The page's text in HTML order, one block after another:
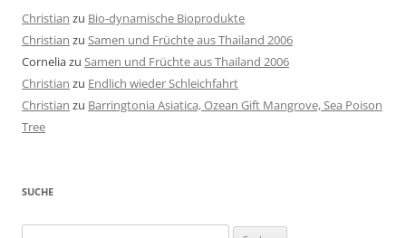
Christian zu Bio-dynamische Bioprodukte
Christian zu Samen und Früchte aus Thailand 2006
Corneliazu Samen und Früchte aus Thailand 2006
Christian zu Endlich wieder Schleichfahrt
Christian zu Barringtonia Asiatica, Ozean Gift Mangrove, Sea Poison
Tree
SUCHE